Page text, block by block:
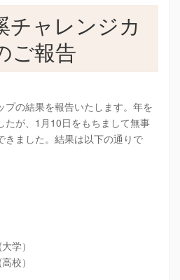
チャレンジカ
ご報告
プの結果を報告いたします。年を
たが、1月10日をもちまして無事
きました。結果は以下の通りで
学）
校）